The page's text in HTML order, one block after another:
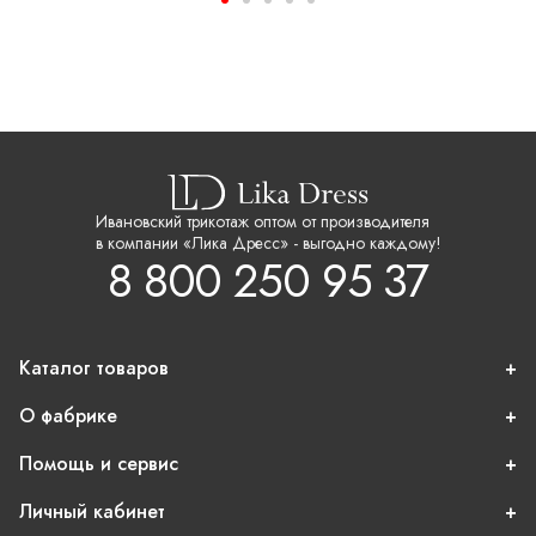
Ивановский трикотаж оптом от производителя
в компании «Лика Дресс» - выгодно каждому!
8 800 250 95 37
Каталог товаров
О фабрике
Помощь и сервис
Личный кабинет